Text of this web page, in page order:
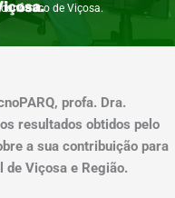
de Viçosa.
profa. Dra.
resultados obtidos pelo
a sua contribuição para
Viçosa e Região.